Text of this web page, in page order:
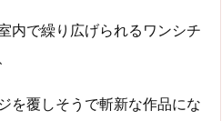
内で繰り広げられるワンシチ
を覆しそうで斬新な作品にな